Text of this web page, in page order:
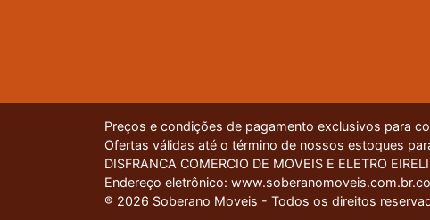
Preços e condições de pagamento exclusivos para
Ofertas válidas até o término de nossos estoques
DISFRANCA COMERCIO DE MOVEIS E ELETRO
Endereço eletrônico:
® 2026 Soberano Moveis - Todos os direitos
Nossa plataforma utiliza cookies para garantir que